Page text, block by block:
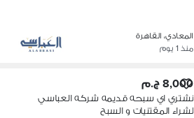
المعادي، القاهرة
منذ 1 يوم
8,000 ج.م
نشتري اي سبحه قديمه شركه العباسي
لشراء المقتنيات و السبح